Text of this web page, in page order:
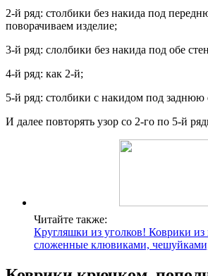
2-й ряд: столбики без накида под
поворачиваем изделие;
3-й ряд: слолбики без накида под обе
4-й ряд: как 2-й;
5-й ряд: столбики с накидом под заднюю
И далее повторять узор со 2-го по 5-й
Читайте также:
Кругляшки из уголков! Коврики из
сложенные клювиками,